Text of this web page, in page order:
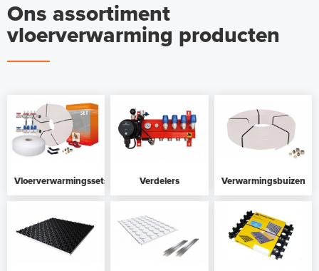
Ons assortiment
vloerverwarming producten
Vloerverwarmingssets Verdelers Verwarmingsbuizen